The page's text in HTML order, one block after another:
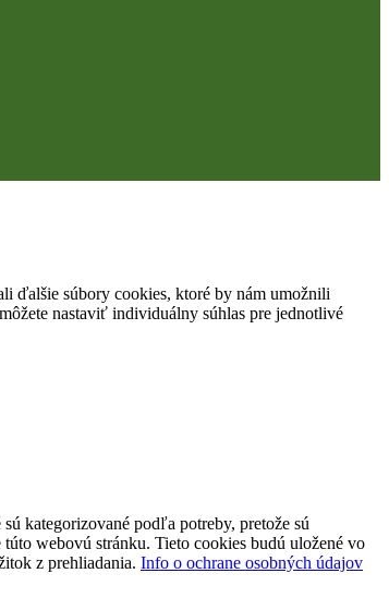
ďalšie súbory cookies, ktoré by nám umožnili
nastaviť individuálny súhlas pre jednotlivé
kategorizované podľa potreby, pretože sú
webovú stránku. Tieto cookies budú uložené vo
z prehliadania. Info o ochrane osobných údajov